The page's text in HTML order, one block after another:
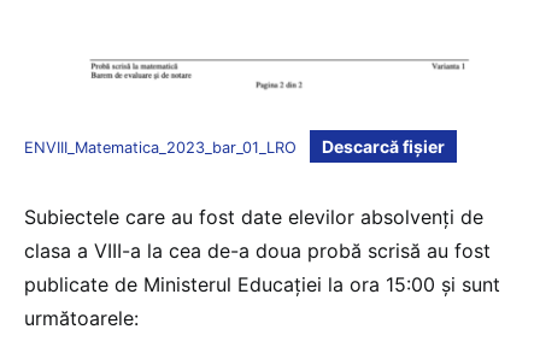
ENVIII_Matematica_2023_bar_01_LRO Descarcă fișier
Subiectele care au fost date elevilor absolvenți de
clasa a VIII-a la cea de-a doua probă scrisă au fost
publicate de Ministerul Educației la ora 15:00 și sunt
următoarele: